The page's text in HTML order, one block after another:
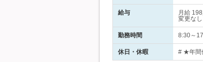
給与
月給
変更なし
勤務時間 8:30～
休日・休暇 # ★年間